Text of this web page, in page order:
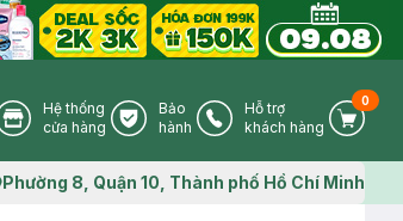
Store Icon
Hệ thống
cửa hàng
Warranty Icon
Bảo
hành
Phone Icon
Hỗ trợ
khách hàng
Cart
0
Map icon
Phường 8, Quận 10, Thành phố Hồ Chí Minh